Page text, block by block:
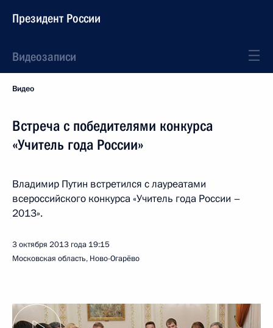
Президент России
Видеозаписи
Видео
Встреча с победителями конкурса
«Учитель года России»
Владимир Путин встретился с лауреатами
всероссийского конкурса «Учитель года России –
2013».
3 октября 2013 года 19:15
Московская область, Ново-Огарёво